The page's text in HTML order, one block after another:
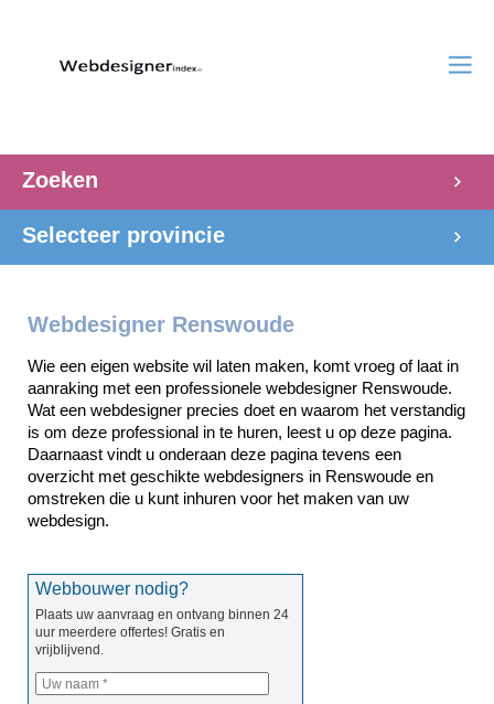
Zoeken
Selecteer provincie
Webdesigner Renswoude
Wie een eigen website wil laten maken, komt vroeg of laat in
aanraking met een professionele webdesigner Renswoude.
Wat een webdesigner precies doet en waarom het verstandig
is om deze professional in te huren, leest u op deze pagina.
Daarnaast vindt u onderaan deze pagina tevens een
overzicht met geschikte webdesigners in Renswoude en
omstreken die u kunt inhuren voor het maken van uw
webdesign.